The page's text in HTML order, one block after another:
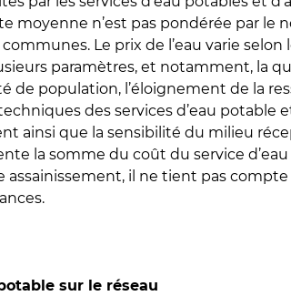
moyenne n’est pas pondérée par le
Le prix de l’eau varie selon
paramètres, et notamment, la
de population, l’éloignement de la
des services d’eau potable
ainsi que la sensibilité du milieu
la somme du coût du service
assainissement, il ne tient pas compte
sur le réseau